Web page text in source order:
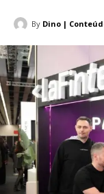
By Dino |